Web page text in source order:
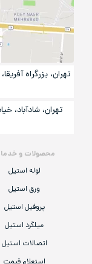
محصولات و
لوله استیل
ورق استیل
پروفیل استیل
میلگرد استیل
اتصالات استیل
تهران، بزرگراه